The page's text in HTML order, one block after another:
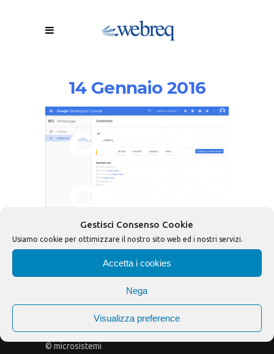
Gestisci Consenso Cookie
Usiamo cookie per ottimizzare il nostro sito web ed i nostri servizi.
Accetta i cookies
Nega
Visualizza preference
14 Gennaio 2016
come-
google-
drive-
© microsistemi